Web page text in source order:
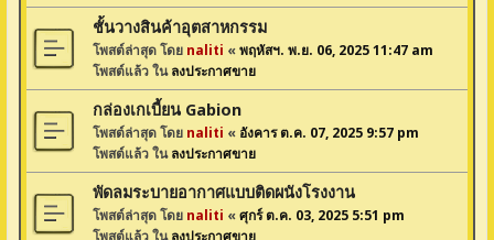
ชั้นวางสินค้าอุตสาหกรรม
โพสต์ล่าสุด โดย naliti «พฤหัสฯ. พ.ย. 06, 2025 11:47 am
โพสต์แล้ว ในลงประกาศขาย
กล่องเกเบี้ยน Gabion
โพสต์ล่าสุด โดย naliti « อังคาร ต.ค. 07, 2025 9:57 pm
โพสต์แล้ว ในลงประกาศขาย
พัดลมระบายอากาศแบบติดผนังโรงงาน
โพสต์ล่าสุด โดย naliti «ศุกร์ ต.ค. 03, 2025 5:51 pm